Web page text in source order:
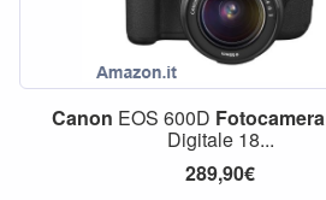
Canon EOS 600D Fotocamera
Digitale 18...
289,90€